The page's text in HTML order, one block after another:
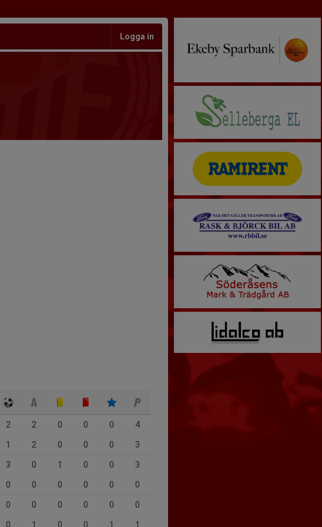
Logga in
2 2 0 0 0
4
1 2 0 0 0
3
3 0 1 0 0
3
0 0 0 0 0
0
0 0 0 0 0
0
0 1 0 0 1 1